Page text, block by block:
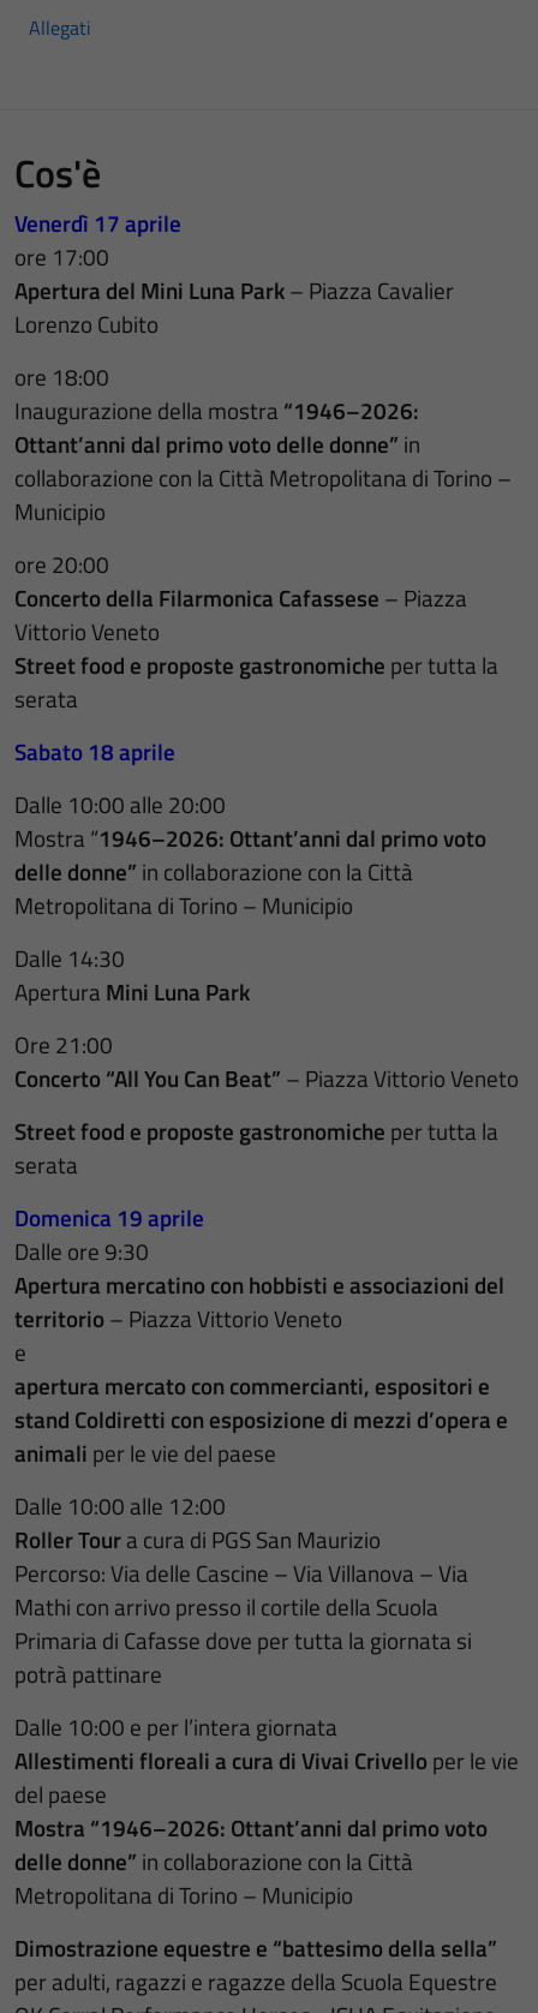
Allegati
Cos'è
Venerdì 17 aprile
ore 17:00
Apertura del Mini Luna Park– Piazza Cavalier
Lorenzo Cubito
ore 18:00
Inaugurazione della mostra “1946–2026:
Ottant’anni dal primo voto delle donne” in
collaborazione con la Città Metropolitana di Torino –
Municipio
ore 20:00
Concerto della Filarmonica Cafassese – Piazza
Vittorio Veneto
Street food e proposte gastronomiche per tutta la
serata
Sabato 18 aprile
Dalle 10:00 alle 20:00
Mostra “1946–2026: Ottant’anni dal primo voto
delle donne” in collaborazione con la Città
Metropolitana di Torino – Municipio
Dalle 14:30
Apertura Mini Luna Park
Ore 21:00
Concerto “All You Can Beat” – Piazza Vittorio Veneto
Street food e proposte gastronomiche per tutta la
serata
Domenica 19 aprile
Dalle ore 9:30
Apertura mercatino con hobbisti e associazioni del
territorio – Piazza Vittorio Veneto
e
apertura mercato con commercianti, espositori e
stand Coldiretti con esposizione di mezzi d’opera e
animali per le vie del paese
Dalle 10:00 alle 12:00
Roller Toura cura di PGS San Maurizio
Percorso: Via delle Cascine – Via Villanova – Via
Mathi con arrivo presso il cortile della Scuola
Primaria di Cafasse dove per tutta la giornata si
potrà pattinare
Dalle 10:00 e per l’intera giornata
Allestimenti floreali a cura di Vivai Crivello per le vie
del paese
Mostra “1946–2026: Ottant’anni dal primo voto
delle donne” in collaborazione con la Città
Metropolitana di Torino – Municipio
Dimostrazione equestre e “battesimo della sella”
per adulti, ragazzi e ragazze della Scuola Equestre